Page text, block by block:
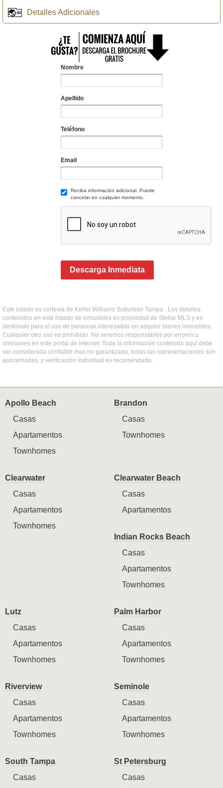
Detalles Adicionales
Nombre
Apellido
Teléfono
Email
Reciba información adicional. Puede
cancelar en cualquier momento.
Descarga Inmediata
Este listado es cortesía de Keller Williams Suburban Tampa . Los detalles
contenidos en este listado de inmuebles es propiedad de Stellar MLS y es
destinado para el uso de personas interesadas en adquirir bienes inmuebles.
Cualquier otro uso es prohibido. No seremos responsables por errores u
omisiones en este portal de internet. Toda la información contenida aquí debe
ser considerada confiable mas no garantizada, todas las representaciones son
aproximadas, y verificación individual es recomendada.
Apollo Beach
Casas
Apartamentos
Townhomes
Brandon
Casas
Townhomes
Clearwater
Casas
Apartamentos
Townhomes
Clearwater Beach
Casas
Apartamentos
Indian Rocks Beach
Casas
Apartamentos
Townhomes
Lutz
Casas
Apartamentos
Townhomes
Palm Harbor
Casas
Apartamentos
Townhomes
Riverview
Casas
Apartamentos
Townhomes
Seminole
Casas
Apartamentos
Townhomes
South Tampa
Casas
St Petersburg
Casas